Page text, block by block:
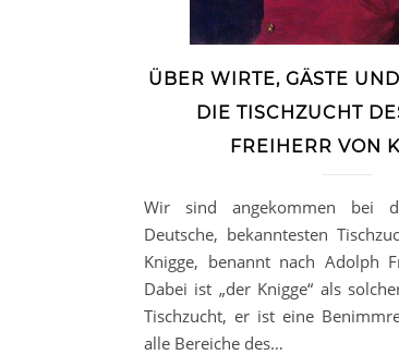
ÜBER WIRTE, GÄSTE
DIE TISCHZUCHT
FREIHERR VON
Wir sind angekommen bei
Deutsche, bekanntesten
Knigge, benannt nach Adolph
Dabei ist „der Knigge“ als
Tischzucht, er ist eine
alle Bereiche des…